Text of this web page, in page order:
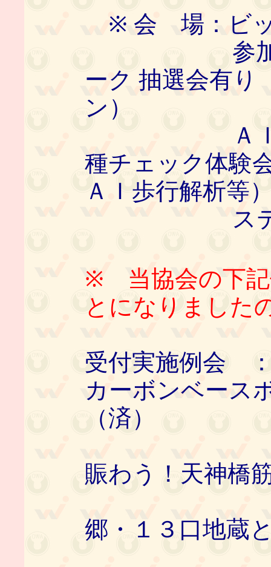
※ 会 場：ビ
参加費要
ーク 抽選会有
ン）
ＡＩ歩行
種チェック体験
ＡＩ歩行解析等
ステ
※ 当協会の下記
とになりました
受付実施例会
カーボンベース
（済）
賑わう！天神橋
郷・１３口地蔵